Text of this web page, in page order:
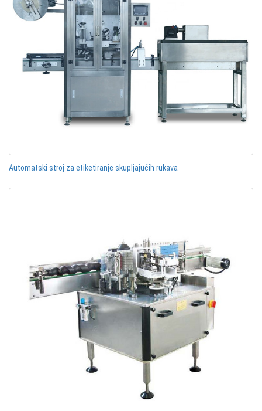
Automatski stroj za etiketiranje skupljajućih rukava